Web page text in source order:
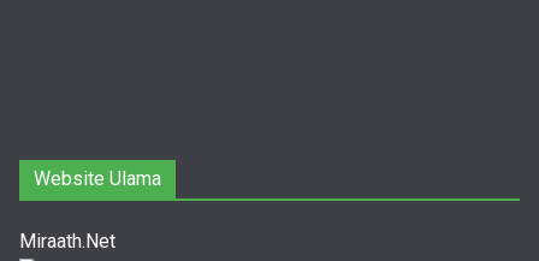
Website Ulama
Miraath.Net